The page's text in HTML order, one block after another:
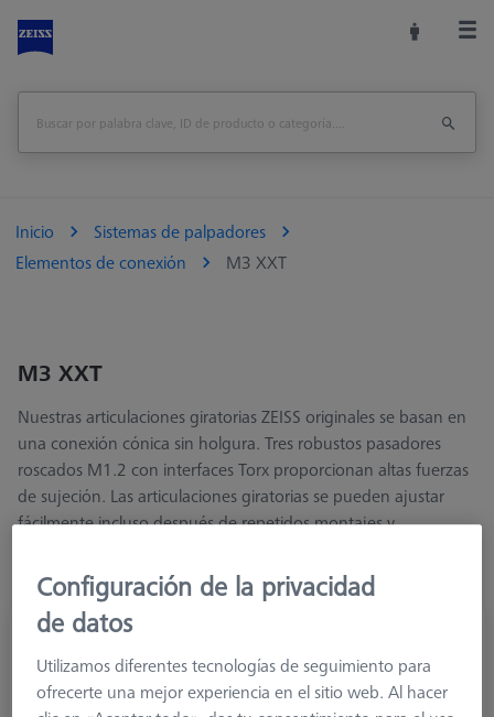
Inicio
Sistemas de palpadores
Elementos de conexión
M3 XXT
M3 XXT
Nuestras articulaciones giratorias ZEISS originales se basan en
una conexión cónica sin holgura. Tres robustos pasadores
roscados M1.2 con interfaces Torx proporcionan altas fuerzas
de sujeción. Las articulaciones giratorias se pueden ajustar
fácilmente incluso después de repetidos montajes y
de forma segura.
Configuración de la privacidad
de datos
Utilizamos diferentes tecnologías de seguimiento para
ofrecerte una mejor experiencia en el sitio web. Al hacer